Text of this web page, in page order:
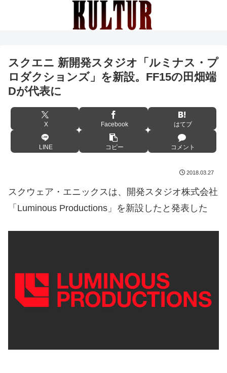
スクエニ 新開発スタジオ「ルミナス・プ
ロダクションズ」を新設。FF15の田畑端
Dが代表に
X Facebook はてブ
LINE コピー コメント
2018.03.27
スクウェア・エニックスは、開発スタジオ株式会社
「Luminous Productions」を新設したと発表した